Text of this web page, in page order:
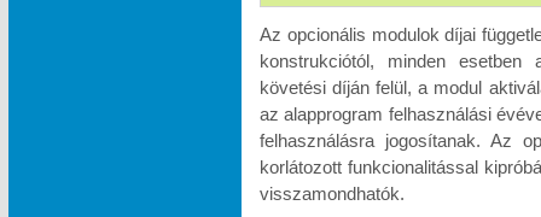
Az opcionális modulok díjai
konstrukciótól, minden
követési díján felül, a modul
az alapprogram felhasználási
felhasználásra jogosítanak. Az
korlátozott funkcionalitással
visszamondhatók.